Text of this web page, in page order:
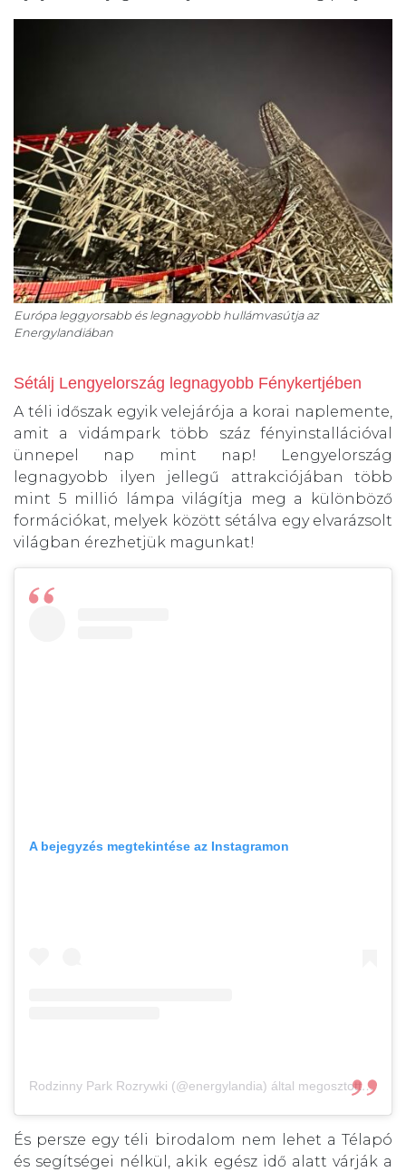
Európa leggyorsabb és legnagyobb hullámvasútja az
Energylandiában
Sétálj Lengyelország legnagyobb Fénykertjében
A téli időszak egyik velejárója a korai naplemente,
amit a vidámpark több száz fényinstallációval
ünnepel nap mint nap! Lengyelország
legnagyobb ilyen jellegű attrakciójában több
mint 5 millió lámpa világítja meg a különböző
formációkat, melyek között sétálva egy elvarázsolt
világban érezhetjük magunkat!
A bejegyzés megtekintése az Instagramon
Rodzinny Park Rozrywki (@energylandia) által megosztott bejegyzés
És persze egy téli birodalom nem lehet a Télapó
és segítségei nélkül, akik egész idő alatt várják a